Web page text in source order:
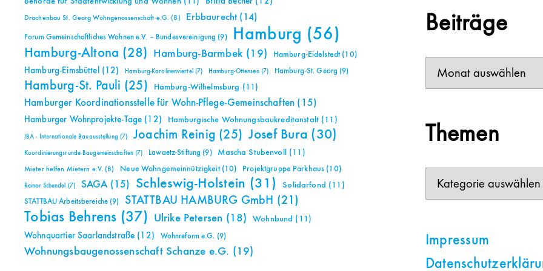
Drachenbau St. Georg Wohngenossenschaft e.G. (8) Erbbaurecht (14)
Forum Gemeinschaftliches Wohnen e.V. – Bundesvereinigung (9) Hamburg (56)
Hamburg-Altona (28) Hamburg-Barmbek (19) Hamburg-Eidelstedt(10)
Hamburg-Eimsbüttel (12) Hamburg-Karolinenviertel (7) Hamburg-Ottensen(7) Hamburg-St. Georg (9)
Hamburg-St. Pauli (25) Hamburg-Wilhelmsburg (11)
Hamburger Koordinationsstelle für Wohn-Pflege-Gemeinschaften (15)
Hamburger Wohnprojekte-Tage (12) Hamburgische Wohnungsbaukreditanstalt (11)
IBA - Internationale Bauausstellung (7) Joachim Reinig (25) Josef Bura (30)
Koordinierungsrunde Baugemeinschaften(7) Lawaetz-Stiftung (9) Mascha Stubenvoll (11)
Mieter helfen Mietern e.V. (8) Neue Wohngemeinnützigkeit(10) Projektgruppe Parkhaus (10)
Reiner Schendel (7) SAGA (15) Schleswig-Holstein (31) Solidarfond (11)
STATTBAU Arbeitsbereiche (9) STATTBAU HAMBURG GmbH (21)
Tobias Behrens (37) Ulrike Petersen (18) Wohnbund (11)
Wohnquartier Saarlandstraße (12) Wohnreform e.G. (9)
Wohnungsbaugenossenschaft Schanze e.G. (19)
Beiträge
Themen
Impressum